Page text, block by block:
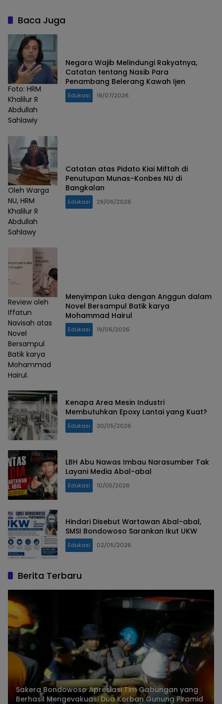
Baca Juga
Foto: HRM
Khalilur R
Abdullah
Sahlawiy
Negara Wajib Melindungi Rakyatnya,
Catatan tentang Nasib Para
Penambang Belerang Kawah Ijen
Edukasi 19/07/2026
Oleh Warga
NU, HRM
Khalilur R
Abdullah
Sahlawy
Catatan atas Pidato Kiai Miftah di
Penutupan Munas-Konbes NU di
Bangkalan
Edukasi 29/06/2026
Review oleh
Iffatun
Navisah atas
Novel
Bersampul
Batik karya
Mohammad
Hairul.
Menyimpan Luka dengan Anggun dalam
Novel Bersampul Batik karya
Mohammad Hairul
Edukasi 19/06/2026
Kenapa Area Mesin Industri
Membutuhkan Epoxy Lantai yang Kuat?
Edukasi 30/05/2026
LBH Abu Nawas Imbau Narasumber Tak
Layani Media Abal-abal
Edukasi 10/05/2026
Hindari Disebut Wartawan Abal-abal,
SMSI Bondowoso Sarankan Ikut UKW
Edukasi 02/05/2026
Berita Terbaru
Sakera Bondowoso Apresiasi Tim Gabungan yang
Berhasil Mengevakuasi Dua Korban Gunung Piramid